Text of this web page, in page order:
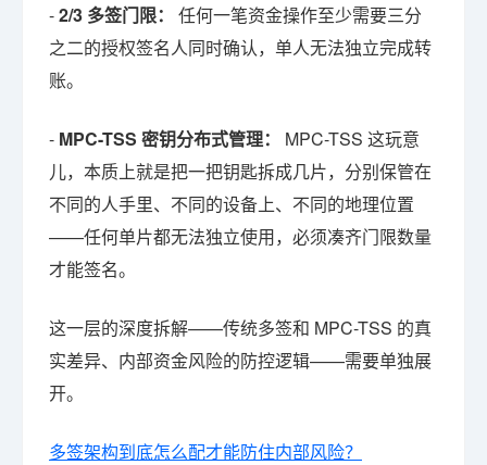
-2/3 多签门限：
任何一笔资金操作至少需要三分
之二的授权签名人同时确认，单人无法独立完成转
账。
- MPC-TSS 密钥分布式管理：
MPC-TSS 这玩意
儿，本质上就是把一把钥匙拆成几片，分别保管在
不同的人手里、不同的设备上、不同的地理位置
——任何单片都无法独立使用，必须凑齐门限数量
才能签名。
这一层的深度拆解——传统多签和 MPC-TSS 的真
实差异、内部资金风险的防控逻辑——需要单独展
开。
多签架构到底怎么配才能防住内部风险？